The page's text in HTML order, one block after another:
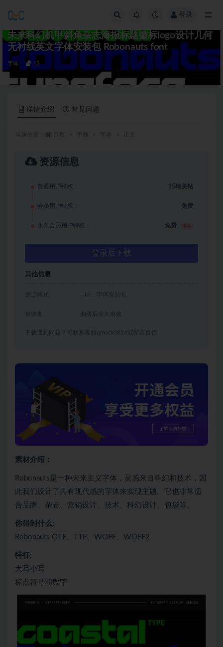
登录
未来科幻机甲斜角杂志海报标题徽标logo设计几何
无衬线英文字体安装包 Robonauts font
字体 15
详情介绍 常见问题
资源信息
普通用户特权： 15琦美钻
会员用户特权： 免费
永久会员用户特权： 免费
登录后下载
其他信息
资源格式 TTF、字体安装包
有效期 购买后永久有效
下载遇到问题？可联系客服qmsck0824或留言反馈
素材介绍：
Robonauts是一种未来主义字体，灵感来自科幻和技术，因
此我们设计了具有现代感的字体来实现主题。它也非常适
合品牌、杂志、营销设计、技术、科幻设计、包袋等。
你得到什么:
Robonauts OTF、TTF、WOFF、WOFF2
特征:
大写小写
标点符号和数字